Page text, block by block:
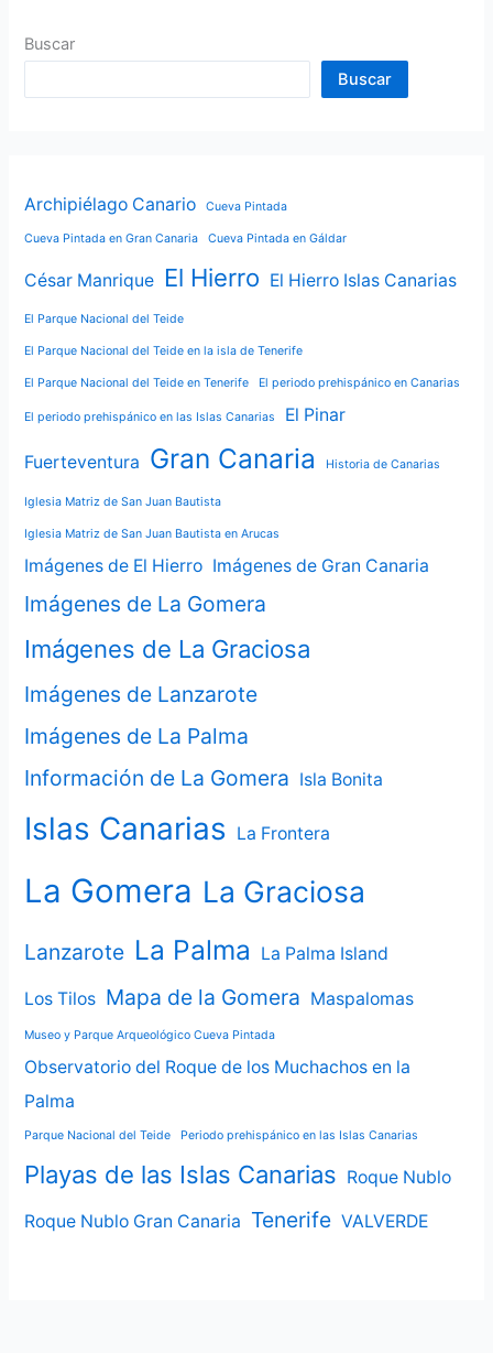
Buscar
Buscar
Archipiélago Canario Cueva Pintada
Cueva Pintada en Gran Canaria Cueva Pintada en Gáldar
César Manrique El Hierro El Hierro Islas Canarias
El Parque Nacional del Teide
El Parque Nacional del Teide en la isla de Tenerife
El Parque Nacional del Teide en Tenerife El periodo prehispánico en Canarias
El periodo prehispánico en las Islas Canarias El Pinar
Fuerteventura Gran Canaria Historia de Canarias
Iglesia Matriz de San Juan Bautista
Iglesia Matriz de San Juan Bautista en Arucas
Imágenes de El Hierro Imágenes de Gran Canaria
Imágenes de La Gomera
Imágenes de La Graciosa
Imágenes de Lanzarote
Imágenes de La Palma
Información de La Gomera Isla Bonita
Islas Canarias La Frontera
La Gomera La Graciosa
Lanzarote La Palma La Palma Island
Los Tilos Mapa de la Gomera Maspalomas
Museo y Parque Arqueológico Cueva Pintada
Observatorio del Roque de los Muchachos en la
Palma
Parque Nacional del Teide Periodo prehispánico en las Islas Canarias
Playas de las Islas Canarias Roque Nublo
Roque Nublo Gran Canaria Tenerife VALVERDE